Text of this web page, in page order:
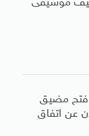
موسيقى
فتح مضيق
عن اتفاق